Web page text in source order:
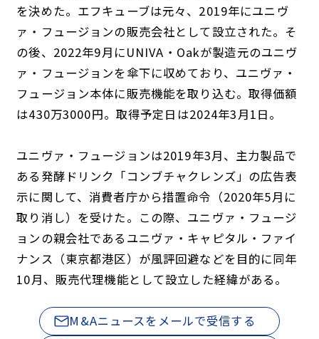
を決めた。エフキューブは元々、2019年にユニヴ
ァ・フュージョンの販売会社として設立された。そ
の後、2022年9月にUNIVA・Oakが製造元のユニヴ
ァ・フュージョンを傘下に収めており、ユニヴァ・
フュージョン本体に販売機能を取り込む。取得価額
は430万3000円。取得予定日は2024年3月1日。
ユニヴァ・フュージョンは2019年3月、主力製品で
ある発酵ドリンク「コンブチャクレンズ」の広告表
示に関して、消費者庁から措置命令（2020年5月に
取り消し）を受けた。この際、ユニヴァ・フュージ
ョンの親会社であるユニヴァ・キャピタル・ファイ
ナンス（東京都港区）が風評回避などを目的に同年
10月、販売代理機能として設立した経緯がある。
M&Aニュースをメールで受信する